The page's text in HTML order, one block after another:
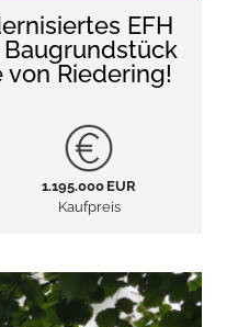
EFH
Riedering!
1.195.000 EUR
Kaufpreis